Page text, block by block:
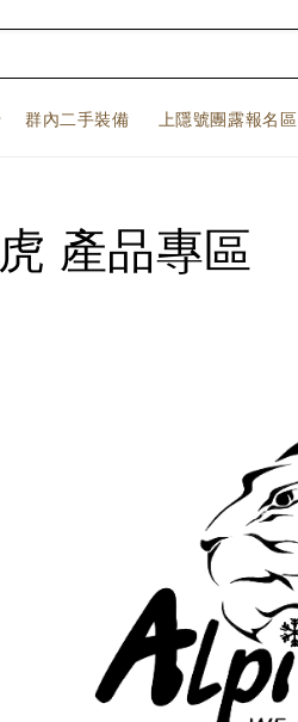
群內二手裝備 上隱號團露報名區
產品專區